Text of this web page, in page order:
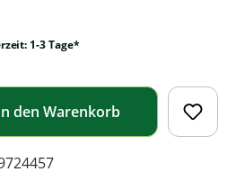
1-3 Tage*
den Warenkorb